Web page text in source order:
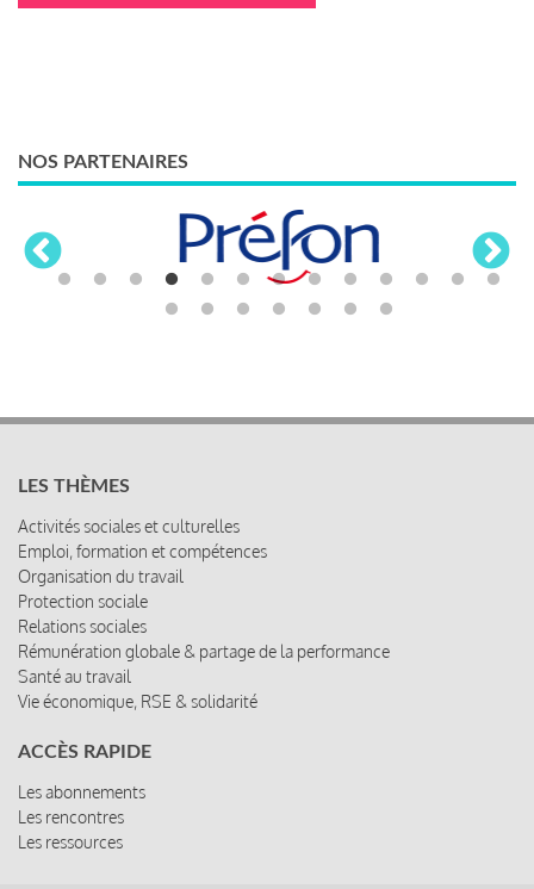
NOS PARTENAIRES
LES THÈMES
Activités sociales et culturelles
Emploi, formation et compétences
Organisation du travail
Protection sociale
Relations sociales
Rémunération globale & partage de la performance
Santé au travail
Vie économique, RSE & solidarité
ACCÈS RAPIDE
Les abonnements
Les rencontres
Les ressources